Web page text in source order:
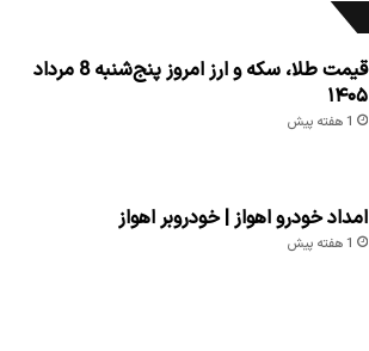
قیمت طلا، سکه و ارز امروز پنج‌شنبه 8 مرداد
۱۴۰۵
1 هفته پیش
امداد خودرو اهواز | خودروبر اهواز
1 هفته پیش